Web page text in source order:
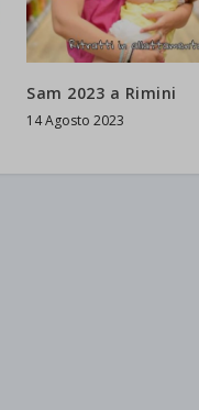
Sam 2023 a Rimini
14 Agosto 2023